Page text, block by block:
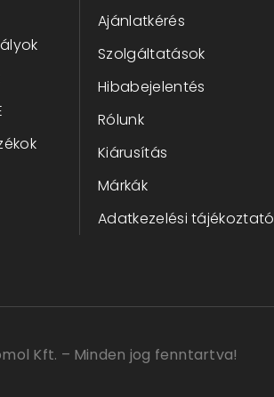
Ajánlatkérés
Szolgáltatások
Hibabejelentés
Rólunk
Kiárusítás
Márkák
Adatkezelési tájékoztató
Kft. – Minden jog fenntartva!